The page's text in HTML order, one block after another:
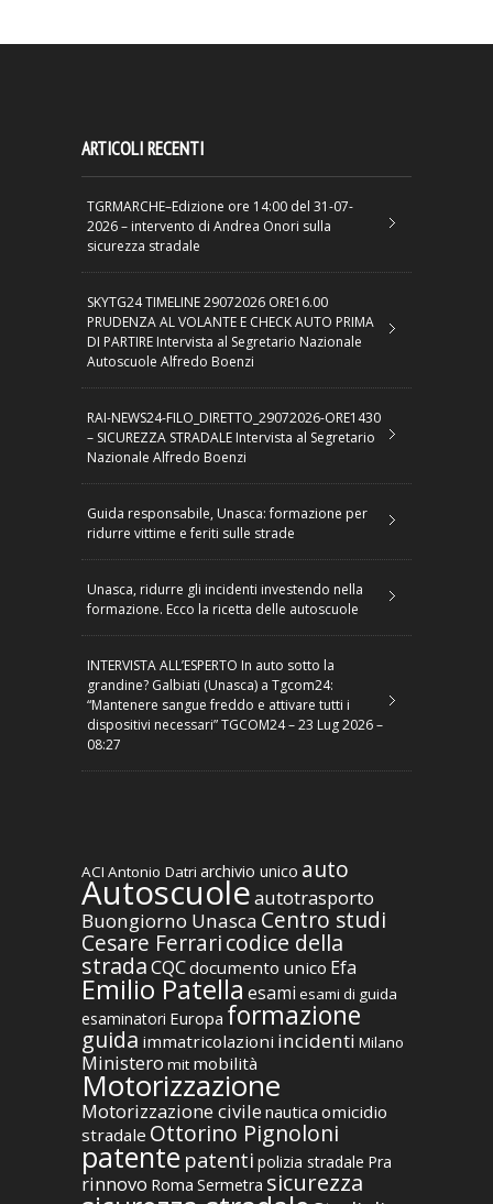
ARTICOLI RECENTI
TGRMARCHE–Edizione ore 14:00 del 31-07-
2026 – intervento di Andrea Onori sulla
sicurezza stradale
SKYTG24 TIMELINE 29072026 ORE16.00
PRUDENZA AL VOLANTE E CHECK AUTO PRIMA
DI PARTIRE Intervista al Segretario Nazionale
Autoscuole Alfredo Boenzi
RAI-NEWS24-FILO_DIRETTO_29072026-ORE1430
– SICUREZZA STRADALE Intervista al Segretario
Nazionale Alfredo Boenzi
Guida responsabile, Unasca: formazione per
ridurre vittime e feriti sulle strade
Unasca, ridurre gli incidenti investendo nella
formazione. Ecco la ricetta delle autoscuole
INTERVISTA ALL’ESPERTO In auto sotto la
grandine? Galbiati (Unasca) a Tgcom24:
“Mantenere sangue freddo e attivare tutti i
dispositivi necessari” TGCOM24 – 23 Lug 2026 –
08:27
ACI Antonio Datri archivio unico auto
Autoscuoleautotrasporto
Buongiorno Unasca Centro studi
Cesare Ferraricodice della
stradaCQCdocumento unico Efa
Emilio Patella esami esami di guida
esaminatori Europa formazione
guida immatricolazioni incidenti Milano
Ministero mit mobilità
Motorizzazione
Motorizzazione civile nautica omicidio
stradale Ottorino Pignoloni
patente patenti polizia stradale Pra
rinnovo Roma Sermetra sicurezza